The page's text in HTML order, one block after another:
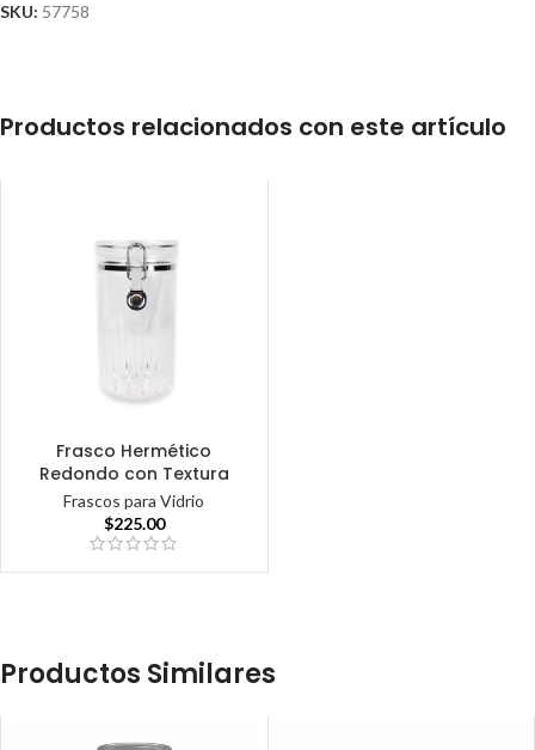
SKU: 57758
Productos relacionados con este artículo
Frasco Hermético
Redondo con Textura
Frascos para Vidrio
$225.00
Productos Similares